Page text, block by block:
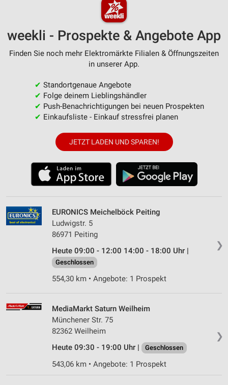
weekli - Prospekte & Angebote App
Finden Sie noch mehr Elektromärkte Filialen & Öffnungszeiten
in unserer App.
✔ Standortgenaue Angebote
✔ Folge deinem Lieblingshändler
✔ Push-Benachrichtigungen bei neuen Prospekten
✔ Einkaufsliste - Einkauf stressfrei planen
JETZT LADEN UND SPAREN!
❯
EURONICS Meichelböck Peiting
Ludwigstr. 5
86971 Peiting
Heute 09:00 - 12:00 14:00 - 18:00 Uhr |
Geschlossen
554,30 km • Angebote: 1 Prospekt
❯
MediaMarkt Saturn Weilheim
Münchener Str. 75
82362 Weilheim
Heute 09:30 - 19:00 Uhr |
Geschlossen
543,06 km • Angebote: 1 Prospekt